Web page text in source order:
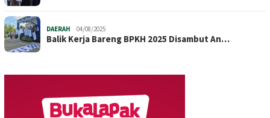
DAERAH 04/08/2025
Balik Kerja Bareng BPKH 2025 Disambut An…